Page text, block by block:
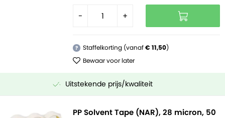
- +
? Staffelkorting (vanaf€ 11,50)
Bewaar voor later
Uitstekende prijs/kwaliteit
PP Solvent Tape (NAR), 28 micron, 50